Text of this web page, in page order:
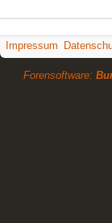
Impressum
Forensoftware: